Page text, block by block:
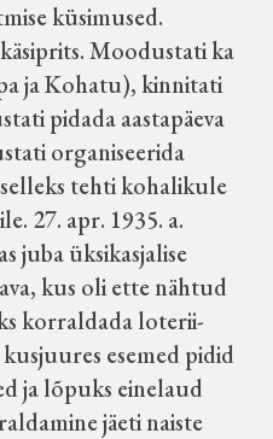
küsimused.
Moodustati ka
ja Kohatu), kinnitati
pidada aastapäeva
organiseerida
tehti kohalikule
27. apr. 1935. a.
juba üksikasjalise
kus oli ette nähtud
korraldada loterii-
esemed pidid
ja lõpuks einelaud
jäeti naiste